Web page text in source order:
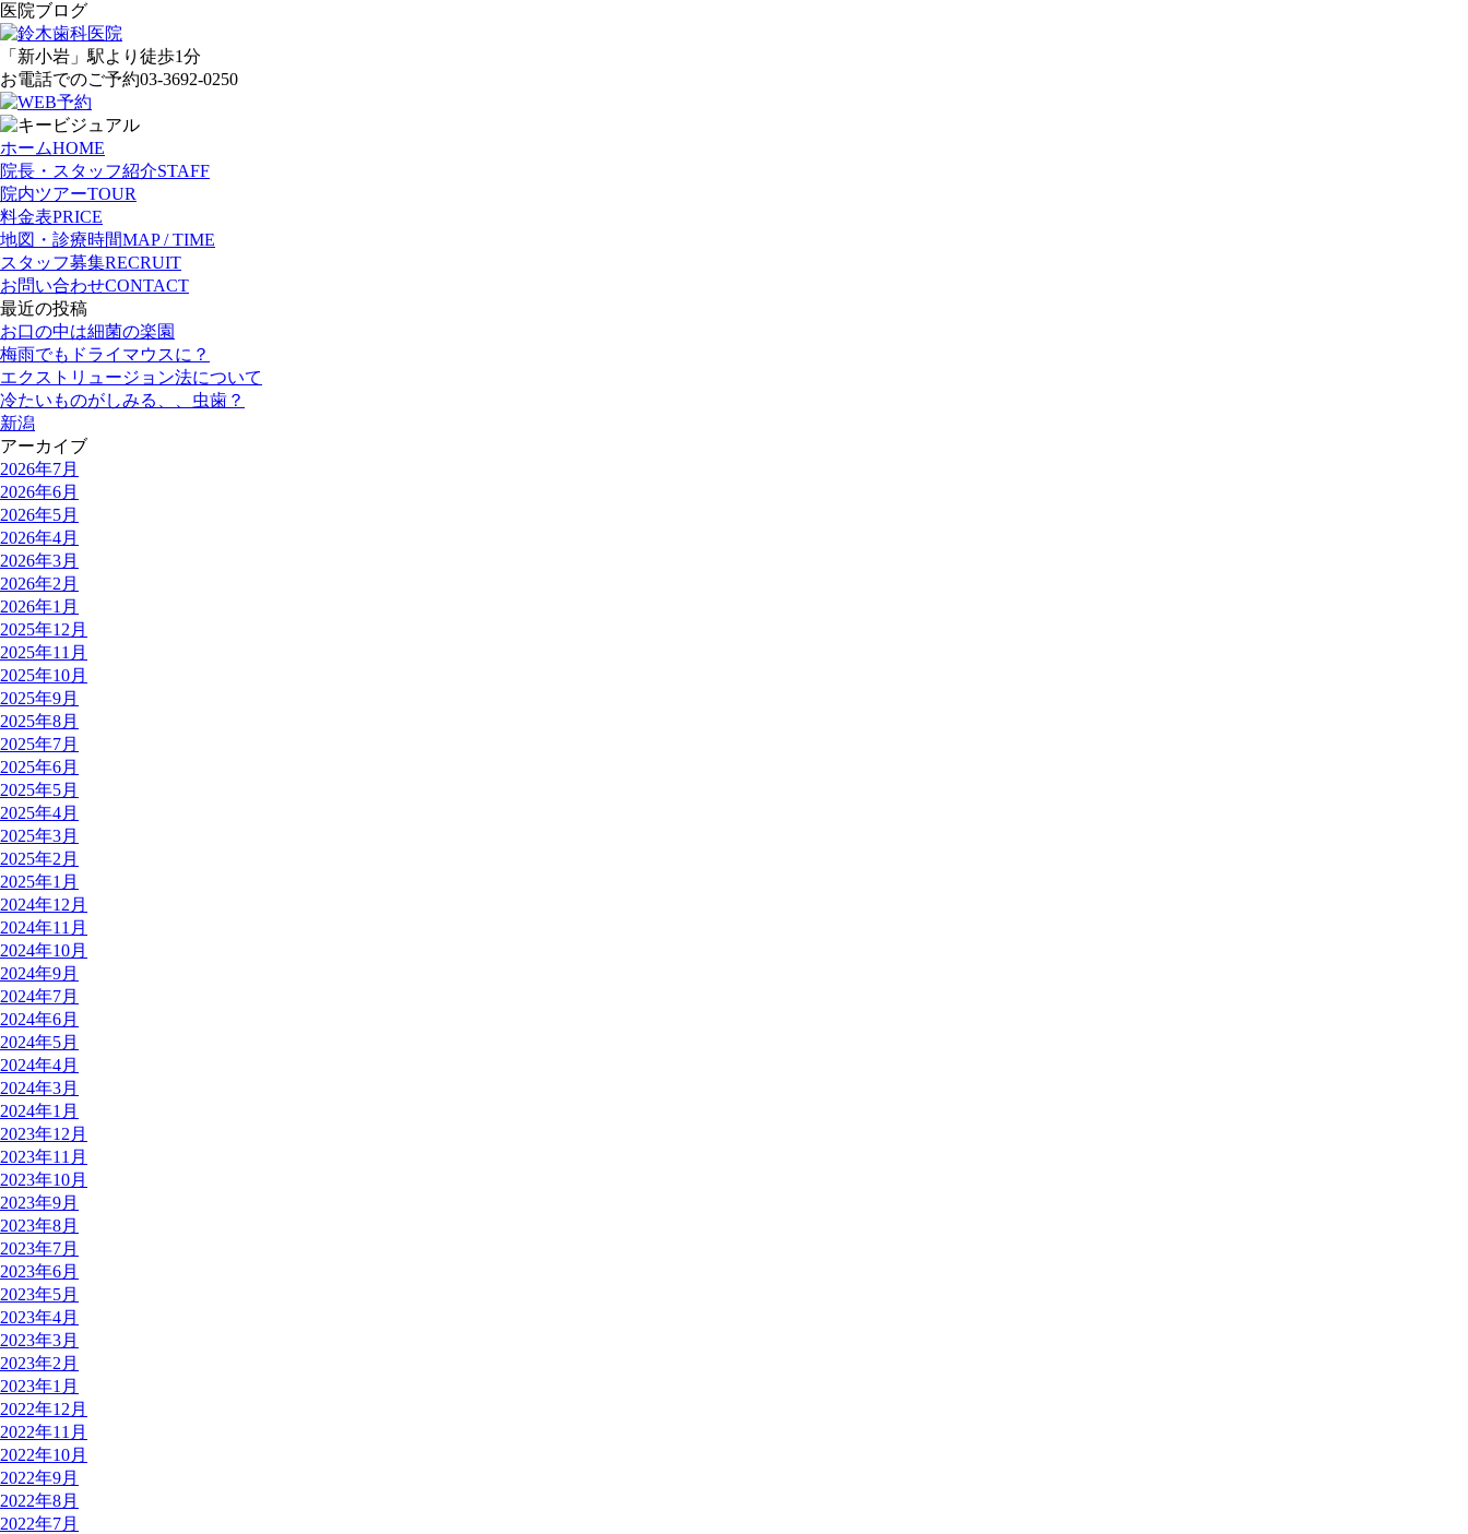
医院ブログ
「新小岩」 駅より徒歩1分
お電話でのご予約03-3692-0250
ホームHOME
院長・スタッフ紹介STAFF
院内ツアーTOUR
料金表PRICE
地図・診療時間MAP / TIME
スタッフ募集RECRUIT
お問い合わせCONTACT
最近の投稿
お口の中は細菌の楽園
梅雨でもドライマウスに？
エクストリュージョン法について
冷たいものがしみる、、虫歯？
新潟
アーカイブ
2026年7月
2026年6月
2026年5月
2026年4月
2026年3月
2026年2月
2026年1月
2025年12月
2025年11月
2025年10月
2025年9月
2025年8月
2025年7月
2025年6月
2025年5月
2025年4月
2025年3月
2025年2月
2025年1月
2024年12月
2024年11月
2024年10月
2024年9月
2024年7月
2024年6月
2024年5月
2024年4月
2024年3月
2024年1月
2023年12月
2023年11月
2023年10月
2023年9月
2023年8月
2023年7月
2023年6月
2023年5月
2023年4月
2023年3月
2023年2月
2023年1月
2022年12月
2022年11月
2022年10月
2022年9月
2022年8月
2022年7月